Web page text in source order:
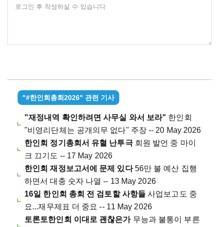
로그인 후 작성하실 수 있습니다
"#한인회총회2026" 관련 기사
"재정내역 확인하려면 사무실 와서 보라" 한인회
"비영리단체는 공개의무 없다" 주장 -- 20 May 2026
한인회 정기총회서 유혈 난투극 회원 발언 중 마이
크 끄기도 -- 17 May 2026
한인회 재정보고서에 문제 있다56만 불 예산 집행
하면서 대충 숫자 나열 -- 13 May 2026
16일 한인회 총회 전 검토할 사항들사업보고도 중
요...재무제표 더 중요 -- 11 May 2026
토론토한인회 이대로 괜찮은가 무능과 불통이 부른